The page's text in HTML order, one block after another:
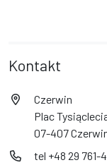
Kontakt
Czerwin
Plac
07-407
tel +48 29 761-